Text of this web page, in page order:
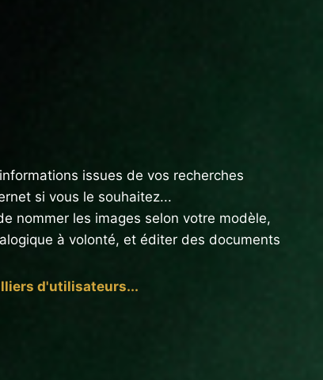
issues de vos recherches
si vous le souhaitez...
nommer les images selon votre modèle,
à volonté, et éditer des documents
d'utilisateurs...